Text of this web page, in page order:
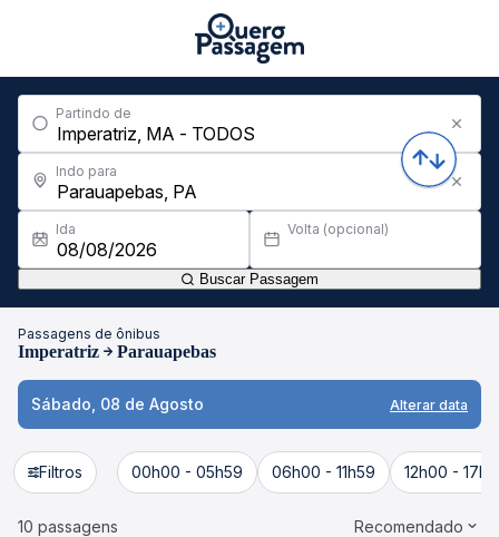
Partindo de
Indo para
Ida Volta (opcional)
Buscar Passagem
Passagens de ônibus
Imperatriz Parauapebas
Sábado, 08 de Agosto Alterar data
Filtros 00h00 - 05h59 06h00 - 11h59 12h00 -
10 passagens Recomendado